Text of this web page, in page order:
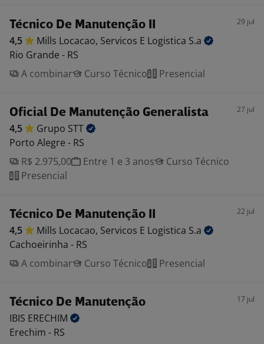
Técnico De Manutenção II 29 jul
4,5 Mills Locacao, Servicos E Logistica S.a
Rio Grande - RS
A combinar
Curso Técnico Presencial
Oficial De Manutenção Generalista 27 jul
4,5 Grupo STT
Porto Alegre - RS
R$ 2.975,00
Entre 1 e 3 anos
Curso Técnico
Presencial
Técnico De Manutenção II 22 jul
4,5 Mills Locacao, Servicos E Logistica S.a
Cachoeirinha - RS
A combinar
Curso Técnico Presencial
Técnico De Manutenção 17 jul
IBIS ERECHIM
Erechim - RS